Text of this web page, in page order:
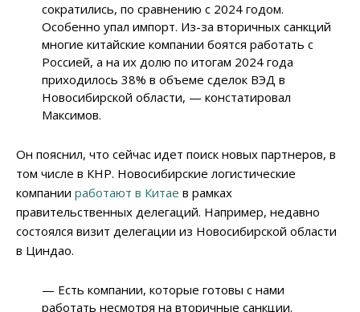
сократились, по сравнению с 2024 годом.
Особенно упал импорт. Из-за вторичных санкций
многие китайские компании боятся работать с
Россией, а на их долю по итогам 2024 года
приходилось 38% в объеме сделок ВЭД в
Новосибирской области, — констатировал
Максимов.
Он пояснил, что сейчас идет поиск новых партнеров, в
том числе в КНР. Новосибирские логистические
компании работают в Китае в рамках
правительственных делегаций. Например, недавно
состоялся визит делегации из Новосибирской области
в Циндао.
— Есть компании, которые готовы с нами
работать несмотря на вторичные санкции.